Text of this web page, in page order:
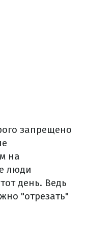
запрещено
на
люди
день. Ведь
"отрезать"